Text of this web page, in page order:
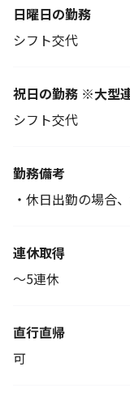
日曜日の勤務
シフト交代
祝日の勤務 ※大型
シフト交代
勤務備考
・休日出勤の場合
連休取得
～5連休
直行直帰
可